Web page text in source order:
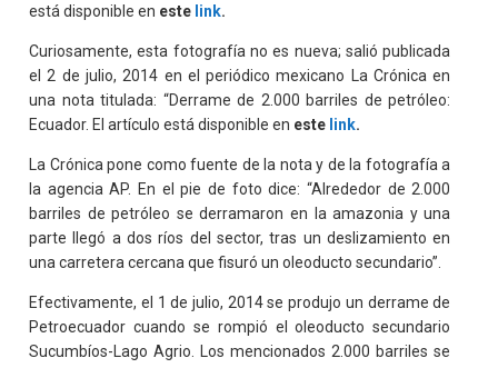
está disponible en este link.
Curiosamente, esta fotografía no es nueva; salió publicada
el 2 de julio, 2014 en el periódico mexicano La Crónica en
una nota titulada: “Derrame de 2.000 barriles de petróleo:
Ecuador. El artículo está disponible en este link.
La Crónica pone como fuente de la nota y de la fotografía a
la agencia AP. En el pie de foto dice: “Alrededor de 2.000
barriles de petróleo se derramaron en la amazonia y una
parte llegó a dos ríos del sector, tras un deslizamiento en
una carretera cercana que fisuró un oleoducto secundario”.
Efectivamente, el 1 de julio, 2014 se produjo un derrame de
Petroecuador cuando se rompió el oleoducto secundario
Sucumbíos-Lago Agrio. Los mencionados 2.000 barriles se